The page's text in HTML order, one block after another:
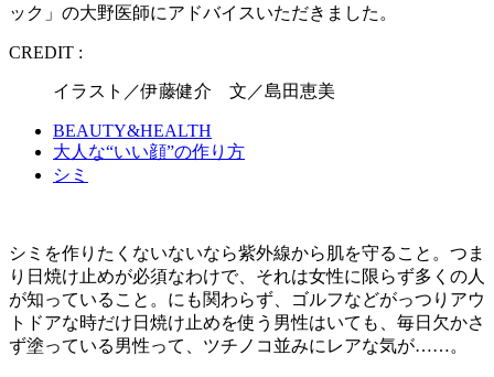
ック」の大野医師にアドバイスいただきました。
CREDIT :
イラスト／伊藤健介 文／島田恵美
BEAUTY&HEALTH
大人な“いい顔”の作り方
シミ
シミを作りたくないないなら紫外線から肌を守ること。つま
り日焼け止めが必須なわけで、それは女性に限らず多くの人
が知っていること。にも関わらず、ゴルフなどがっつりアウ
トドアな時だけ日焼け止めを使う男性はいても、毎日欠かさ
ず塗っている男性って、ツチノコ並みにレアな気が……。